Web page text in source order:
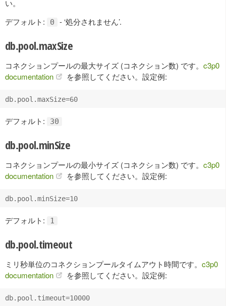
い。
デフォルト:
0 - ‘処分されません’.
db.pool.maxSize
コネクションプールの最大サイズ (コネクション数) です。 c3p0
documentation
を参照してください。設定例:
デフォルト: 30
db.pool.minSize
コネクションプールの最小サイズ (コネクション数) です。 c3p0
documentation
を参照してください。設定例:
デフォルト: 1
db.pool.timeout
ミリ秒単位のコネクションプールタイムアウト時間です。 c3p0
documentation
を参照してください。設定例: